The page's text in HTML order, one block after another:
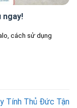
ngay!
cách sử dụng
Tính Thủ Đức Tận